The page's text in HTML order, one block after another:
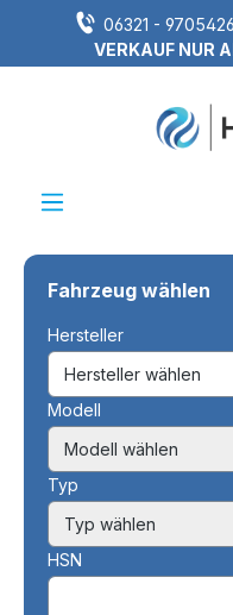
springen06321 - 9705426
VERKAUF NUR
Fahrzeug wählen
Hersteller
Modell
Typ
HSN